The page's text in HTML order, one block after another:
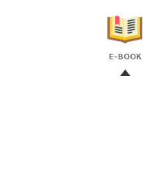
E-BOOK